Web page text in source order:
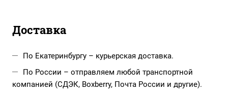
Доставка
По Екатеринбургу – курьерская доставка.
По России – отправляем любой транспортной
компанией (СДЭК, Boxberry, Почта России и другие).